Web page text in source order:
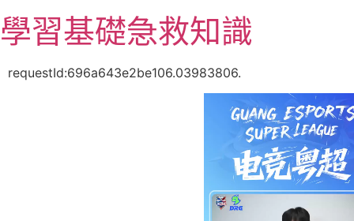
至
主
學習基礎急救知識
requestId:696a643e2be106.03983806.